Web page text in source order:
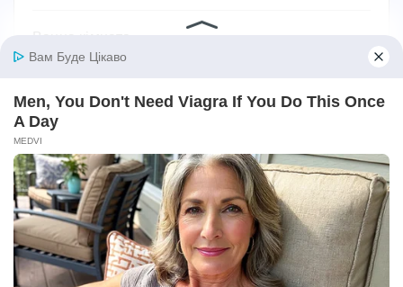
Відпочинок
Військові теми
Географія
Гороскоп